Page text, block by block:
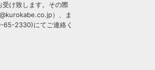
受け致します。その際
）、ま
65-2330)にてご連絡く